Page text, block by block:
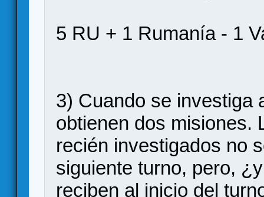
5 RU + 1 Rumanía - 1
3) Cuando se investiga
obtienen dos misiones.
recién investigados no
siguiente turno, pero,
reciben al inicio del